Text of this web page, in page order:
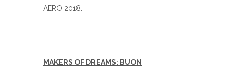
AERO 2018.
MAKERS OF DREAMS: BUON